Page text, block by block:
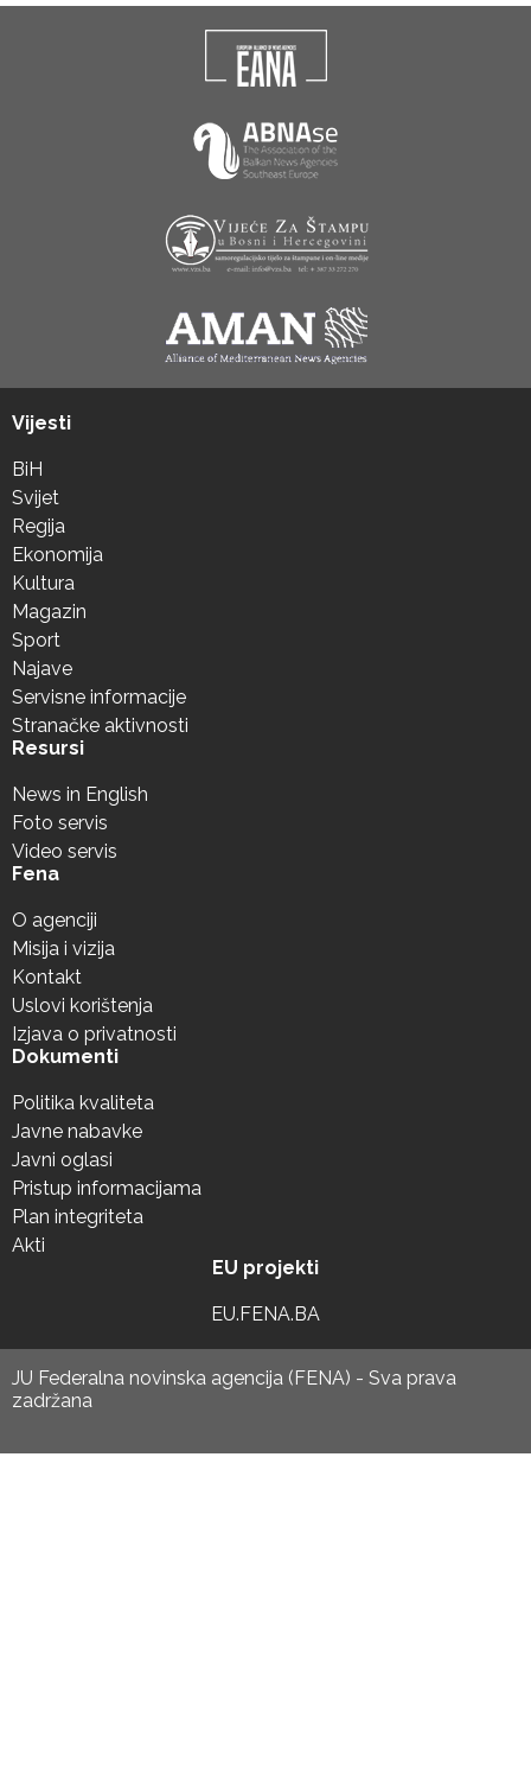
Vijesti
BiH
Svijet
Regija
Ekonomija
Kultura
Magazin
Sport
Najave
Servisne informacije
Stranačke aktivnosti
Resursi
News in English
Foto servis
Video servis
Fena
O agenciji
Misija i vizija
Kontakt
Uslovi korištenja
Izjava o privatnosti
Dokumenti
Politika kvaliteta
Javne nabavke
Javni oglasi
Pristup informacijama
Plan integriteta
Akti
EU projekti
EU.FENA.BA
JU Federalna novinska agencija (FENA) - Sva prava
zadržana